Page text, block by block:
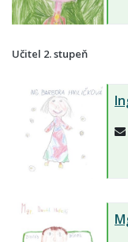
Učitel 2. stupeň